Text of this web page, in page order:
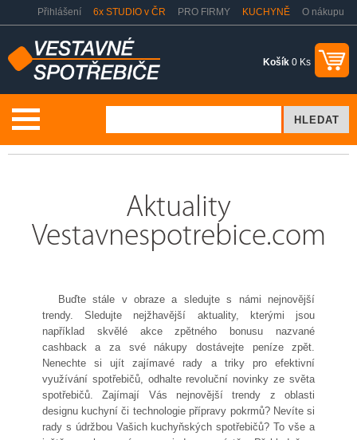
Přihlášení 6x STUDIO v ČR PRO FIRMY KUCHYNĚ O nákupu
Košík 0 Ks
Aktuality
Vestavnespotrebice.com
Buďte stále v obraze a sledujte s námi nejnovější
trendy. Sledujte nejžhavější aktuality, kterými jsou
například skvělé akce zpětného bonusu nazvané
cashback a za své nákupy dostávejte peníze zpět.
Nenechte si ujít zajímavé rady a triky pro efektivní
využívání spotřebičů, odhalte revoluční novinky ze světa
spotřebičů. Zajímají Vás nejnovější trendy z oblasti
designu kuchyní či technologie přípravy pokrmů? Nevíte si
rady s údržbou Vašich kuchyňských spotřebičů? To vše a